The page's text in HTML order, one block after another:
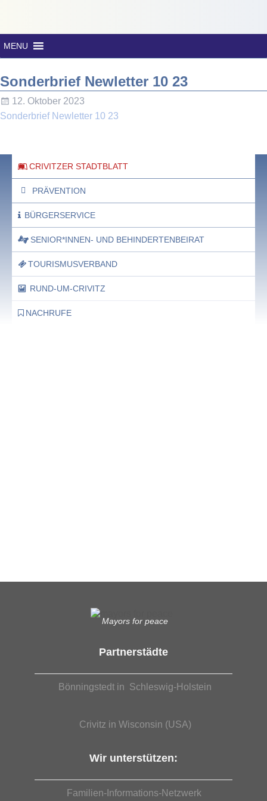
MENU
Sonderbrief Newletter 10 23
12. Oktober 2023
Sonderbrief Newletter 10 23
CRIVITZER STADTBLATT
PRÄVENTION
BÜRGERSERVICE
SENIOR*INNEN- UND BEHINDERTENBEIRAT
TOURISMUSVERBAND
RUND-UM-CRIVITZ
NACHRUFE
Mayors for peace
Partnerstädte
Bönningstedt in Schleswig-Holstein
Crivitz in Wisconsin (USA)
Wir unterstützen:
Familien-Informations-Netzwerk